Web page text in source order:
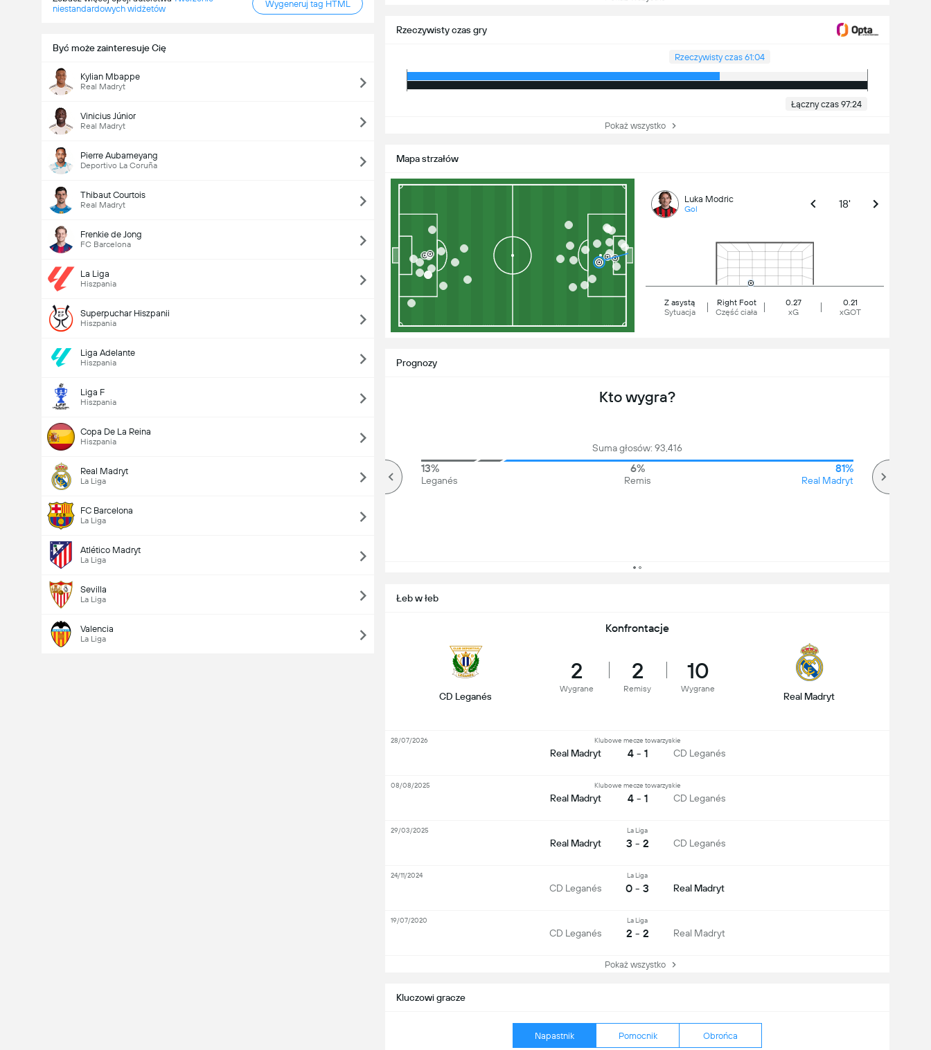
niestandardowych widżetów
Wygeneruj tag HTML
Być może zainteresuje Cię
Kylian Mbappe
Real Madryt
Vinicius Júnior
Real Madryt
Pierre Aubameyang
Deportivo La Coruña
Thibaut Courtois
Real Madryt
Frenkie de Jong
FC Barcelona
La Liga
Hiszpania
Superpuchar Hiszpanii
Hiszpania
Liga Adelante
Hiszpania
Liga F
Hiszpania
Copa De La Reina
Hiszpania
Real Madryt
La Liga
FC Barcelona
La Liga
Atlético Madryt
La Liga
Sevilla
La Liga
Valencia
La Liga
Kluczowi gracze
Napastnik Pomocnik Obrońca
Rzeczywisty czas gry
Rzeczywisty czas 61:04
Łączny czas 97:24
Pokaż wszystko
Mapa strzałów
Luka Modric
Gol 18'
Z asystą
Sytuacja
Right Foot
Część ciała
0.27
xG
0.21
xGOT
Prognozy
Kto wygra?
Suma głosów: 93,416
13%
Leganés
6%
Remis
81%
Real Madryt
Liczba goli w meczu (2.5)
Suma głosów: 15,989
Łeb w łeb
Konfrontacje
CD Leganés
2
Wygrane
2
Remisy
10
Wygrane
Real Madryt
Real Madryt
Klubowe mecze towarzyskie
4 - 1 CD Leganés
28/07/2026
Real Madryt
Klubowe mecze towarzyskie
4 - 1 CD Leganés
08/08/2025
Real Madryt
La Liga
3 - 2 CD Leganés
29/03/2025
CD Leganés
La Liga
0 - 3 Real Madryt
24/11/2024
CD Leganés
La Liga
2 - 2 Real Madryt
19/07/2020
Pokaż wszystko